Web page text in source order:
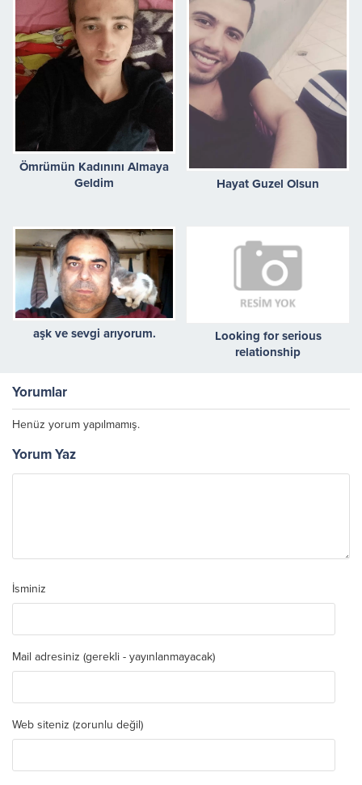
Ömrümün Kadınını Almaya
Geldim
Hayat Guzel Olsun
aşk ve sevgi arıyorum.
Looking for serious
relationship
Yorumlar
Henüz yorum yapılmamış.
Yorum Yaz
İsminiz
Mail adresiniz (gerekli - yayınlanmayacak)
Web siteniz (zorunlu değil)